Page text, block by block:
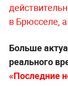
в Брюсселе,
Больше
реального
«Последние